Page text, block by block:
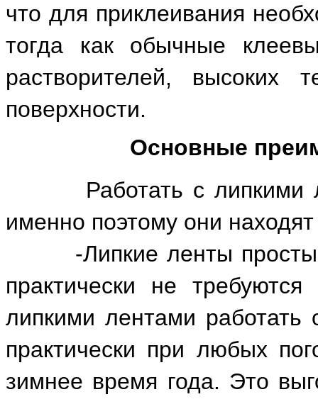
что для приклеивания
тогда как обычные
растворителей, высоких
поверхности.
Основные
Работать с липкими
именно поэтому они
-Липкие ленты просты в
практически не
липкими лентами
практически при любых
зимнее время года. Это